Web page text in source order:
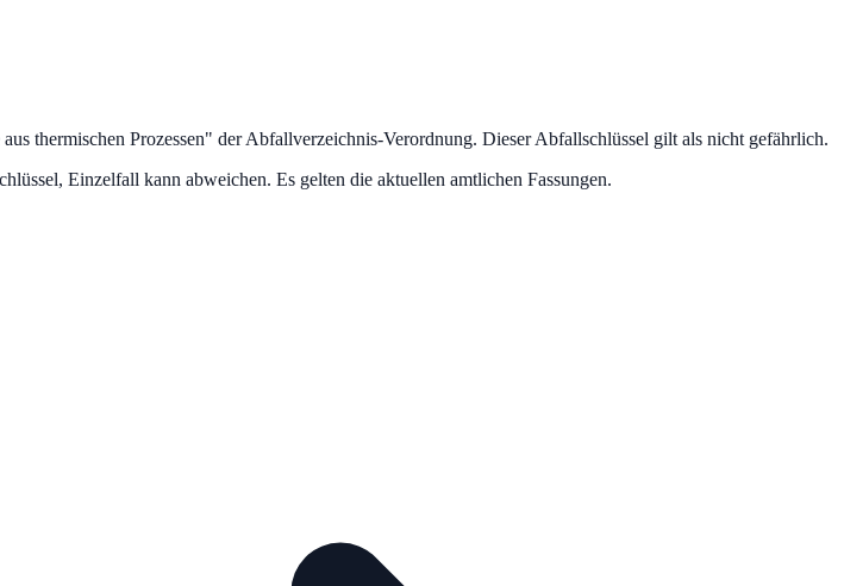
thermischen Prozessen" der Abfallverzeichnis-Verordnung. Dieser Abfallschlüssel gilt als nicht gefährlich.
Einzelfall kann abweichen. Es gelten die aktuellen amtlichen Fassungen.